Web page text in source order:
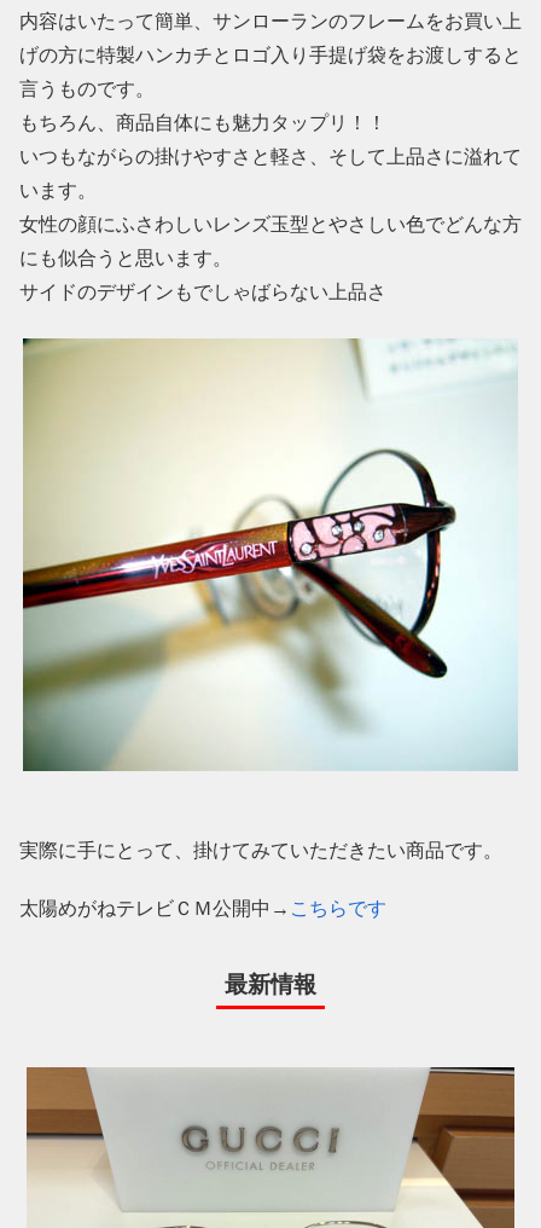
内容はいたって簡単、サンローランのフレームをお買い上
げの方に特製ハンカチとロゴ入り手提げ袋をお渡しすると
言うものです。
もちろん、商品自体にも魅力タップリ！！
いつもながらの掛けやすさと軽さ、そして上品さに溢れて
います。
女性の顔にふさわしいレンズ玉型とやさしい色でどんな方
にも似合うと思います。
サイドのデザインもでしゃばらない上品さ
実際に手にとって、掛けてみていただきたい商品です。
太陽めがねテレビＣＭ公開中→ こちらです
最新情報